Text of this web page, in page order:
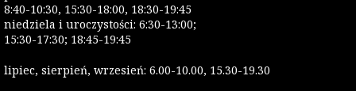
8:40-10:30, 15:30-18:00, 18:30-19:45
niedziela i uroczystości: 6:30-13:00;
15:30-17:30; 18:45-19:45
lipiec, sierpień, wrzesień: 6.00-10.00, 15.30-19.30